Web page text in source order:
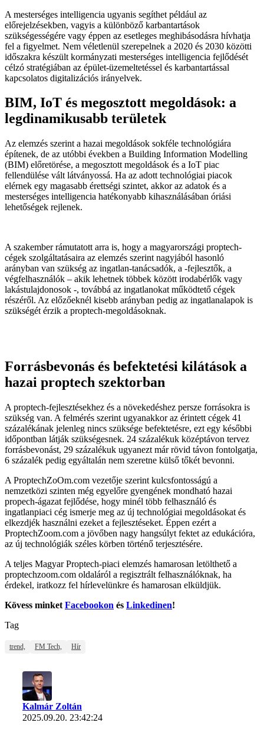
A mesterséges intelligencia ugyanis segíthet például az
előrejelzésekben, vagyis a különböző karbantartások
szükségességére vagy éppen az esetleges meghibásodásra hívhatja
fel a figyelmet. Nem véletlenül szerepelnek a 2020 és 2030 közötti
időszakra készült kormányzati mesterséges intelligencia fejlődését
célzó stratégiában az épület-üzemeltetéssel és karbantartással
kapcsolatos digitalizációs irányelvek.
BIM, IoT és megosztott megoldások: a
legdinamikusabb területek
Az elemzés szerint a hazai megoldások sokféle technológiára
építenek, de az utóbbi években a Building Information Modelling
(BIM) előretörése, a megosztott megoldások és a IoT piac
fellendülése vált látványossá. Ha az adott technológiai piacok
elérnek egy magasabb érettségi szintet, akkor az adatok és a
mesterséges intelligencia hatékonyabb kihasználásában óriási
lehetőségek rejlenek.
A szakember rámutatott arra is, hogy a magyarországi proptech-
cégek szolgáltatásaira az elemzés szerint nagyjából hasonló
arányban van szükség az ingatlan-tanácsadók, a -fejlesztők, a
végfelhasználók – akik lehetnek többek között irodabérlők vagy
lakástulajdonosok -, továbbá az ingatlanokat működtető cégek
részéről. Az előzőeknél kisebb arányban pedig az ingatlanalapok is
szükségét érzik a proptech-megoldásoknak.
Forrásbevonás és befektetési kilátások a
hazai proptech szektorban
A proptech-fejlesztésekhez és a növekedéshez persze forrásokra is
szükség van. A felmérés szerint ugyanakkor az érintett cégek 41
százalékának jelenleg nincs szüksége befektetésre, ezt egy későbbi
időpontban látják szükségesnek. 24 százalékuk középtávon tervez
forrásbevonást, 29 százalékuk ugyanezt már rövid távon fontolgatja,
6 százalék pedig egyáltalán nem szeretne külső tőkét bevonni.
A ProptechZoOm.com vezetője szerint kulcsfontosságú a
nemzetközi szinten még egyelőre gyengének mondható hazai
propech-ágazat fejlődése, hogy minél több felhasználó és
ingatlanpiaci cég ismerje meg az új technológiai megoldásokat és
elkezdjék használni ezeket a fejlesztéseket. Éppen ezért a
ProptechZoom.com a jövőben nagy hangsúlyt fektet az edukációra,
az új technológiák széles körben történő terjesztésére.
A teljes Magyar Proptech-piaci elemzés hamarosan letölthető a
proptechzoom.com oldaláról a regisztrált felhasználóknak, ha
érdekel, iratkozz fel hírlevelünkre és hamarosan elküldjük.
Kövess minket Facebookon és Linkedinen!
Tag
trend, FM Tech, Hír
Kalmár Zoltán
2025.09.20. 23:42:24